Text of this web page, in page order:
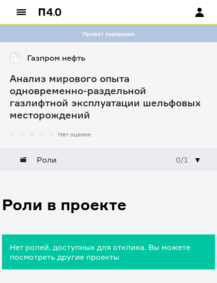
Проект завершен
Газпром нефть
Анализ мирового опыта
одновременно-раздельной
газлифтной эксплуатации шельфовых
месторождений
Нет оценок
Роли 0/1 ▼
Роли в проекте
Нет ролей, доступных для отклика. Вы можете
посмотреть другие проекты